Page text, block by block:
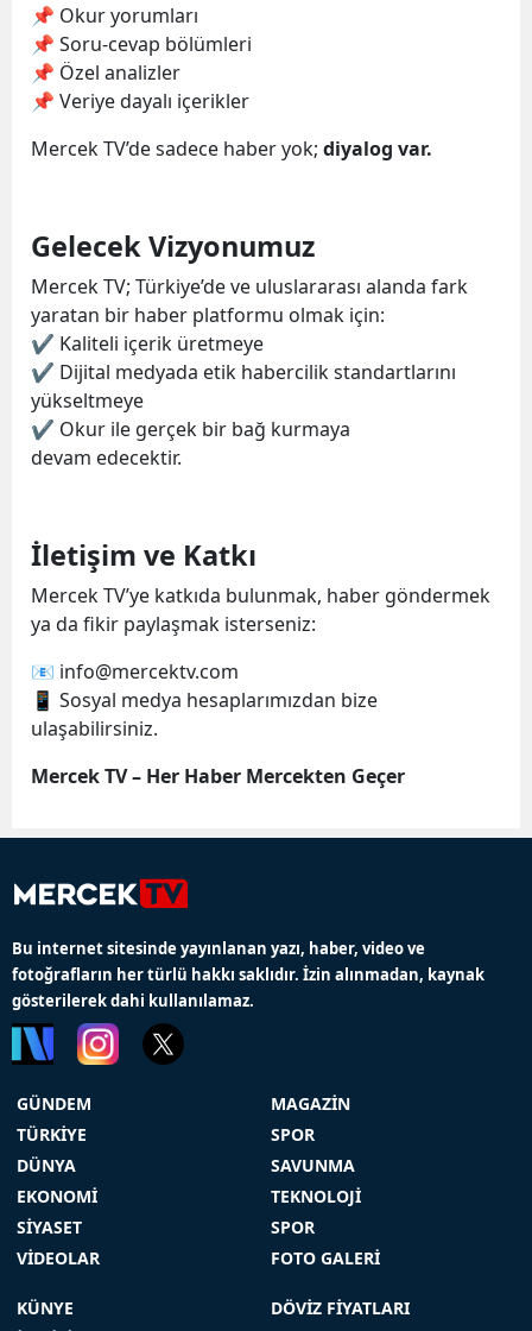
📌 Okur yorumları
📌 Soru-cevap bölümleri
📌 Özel analizler
📌 Veriye dayalı içerikler
Mercek TV’de sadece haber yok; diyalog var.
Gelecek Vizyonumuz
Mercek TV; Türkiye’de ve uluslararası alanda fark
yaratan bir haber platformu olmak için:
✔ Kaliteli içerik üretmeye
✔ Dijital medyada etik habercilik standartlarını
yükseltmeye
✔ Okur ile gerçek bir bağ kurmaya
devam edecektir.
İletişim ve Katkı
Mercek TV’ye katkıda bulunmak, haber göndermek
ya da fikir paylaşmak isterseniz:
📧 info@mercektv.com
📱 Sosyal medya hesaplarımızdan bize
ulaşabilirsiniz.
Mercek TV – Her Haber Mercekten Geçer
Bu internet sitesinde yayınlanan yazı, haber, video ve
fotoğrafların her türlü hakkı saklıdır. İzin alınmadan, kaynak
gösterilerek dahi kullanılamaz.
GÜNDEM
TÜRKİYE
DÜNYA
EKONOMİ
SİYASET
VİDEOLAR
MAGAZİN
SPOR
SAVUNMA
TEKNOLOJİ
SPOR
FOTO GALERİ
KÜNYE
DÖVİZ FİYATLARI